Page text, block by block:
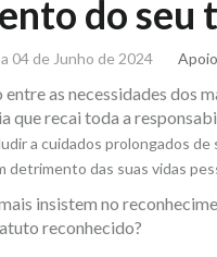
do seu
04 de Junho de 2024
as necessidades dos
que recai toda a
a cuidados prolongados
detrimento das suas vidas
insistem no
reconhecido?